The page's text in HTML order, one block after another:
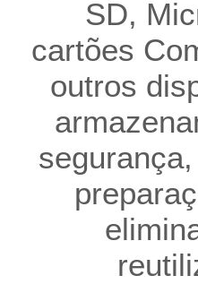
SD,
cartões
outros